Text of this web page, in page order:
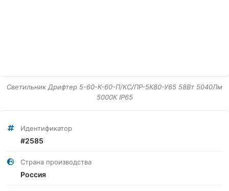
Светильник Дрифтер 5-60-К-60-П/КС/ПР-5К80-У65 58Вт 5040Лм
5000К IP65
Идентификатор
#2585
Страна производства
Россия